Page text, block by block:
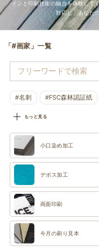
インと印刷技術の融合を体験して
対応し、あなた
「#画家」一覧
#名刺 #FSC森林認証紙
#特色印刷
もっと見る
小口染め加工
デボス加工
両面印刷
今月の刷り見本